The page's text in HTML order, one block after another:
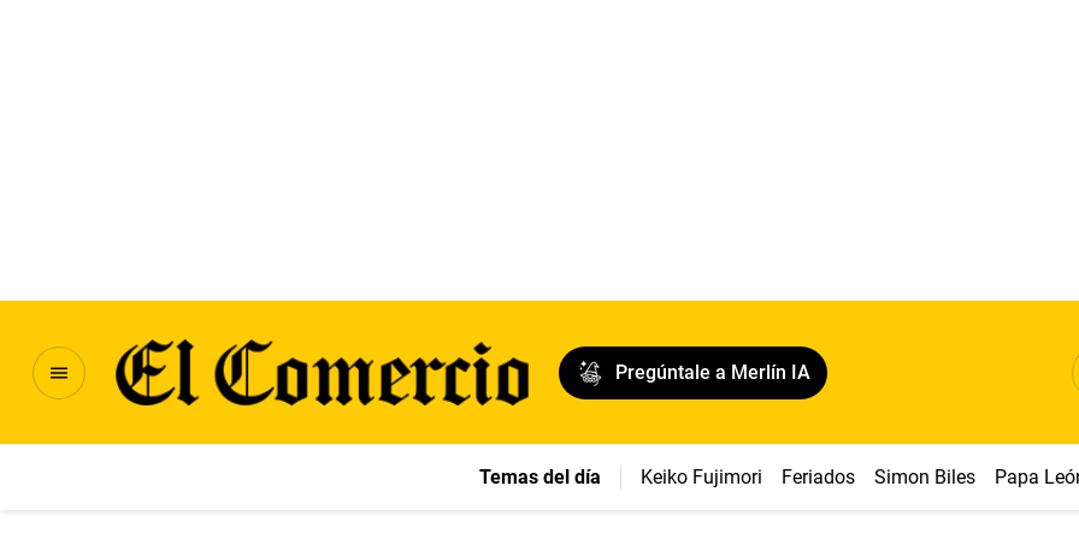
Pregúntale a Merlín IA
Temas del día Keiko Fujimori Feriados Simon Biles Papa